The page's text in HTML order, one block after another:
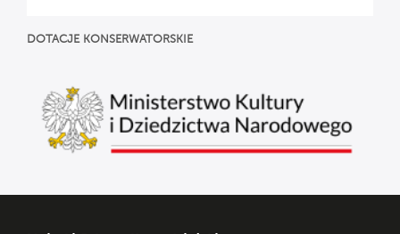
DOTACJE KONSERWATORSKIE